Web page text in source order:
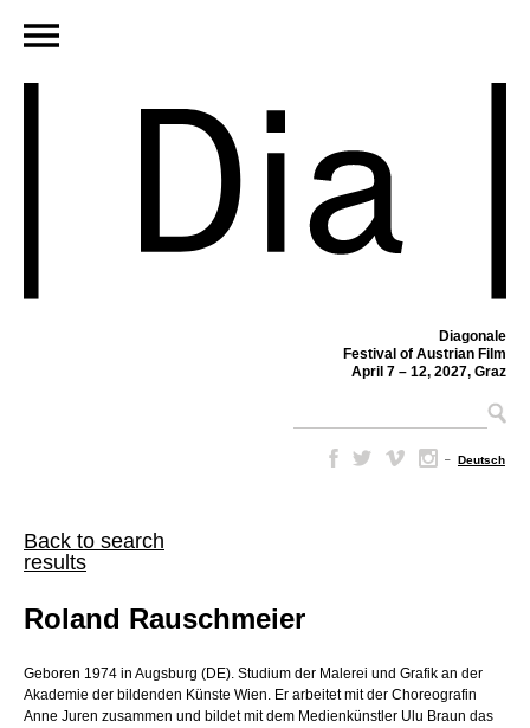
Diagonale
Festival of Austrian Film
April 7 – 12, 2027, Graz
– Deutsch
Back to search
results
Roland Rauschmeier
Geboren 1974 in Augsburg (DE). Studium der Malerei und Grafik an der
Akademie der bildenden Künste Wien. Er arbeitet mit der Choreografin
Anne Juren zusammen und bildet mit dem Medienkünstler Ulu Braun das